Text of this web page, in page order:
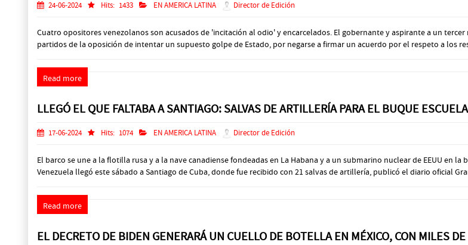
24-06-2024 Hits: 1433 EN AMERICA LATINA Director de Edición
Cuatro opositores venezolanos son acusados de 'incitación al odio' y encarcelados. El gobernante y aspirante a un
partidos de la oposición de intentar un supuesto golpe de Estado, por negarse a firmar un acuerdo por el respeto a los
Read more
LLEGÓ EL QUE FALTABA A SANTIAGO: SALVAS DE ARTILLERÍA PARA EL BUQUE
17-06-2024 Hits: 1074 EN AMERICA LATINA Director de Edición
El barco se une a la flotilla rusa y a la nave canadiense fondeadas en La Habana y a un submarino nuclear de EEUU en
Venezuela llegó este sábado a Santiago de Cuba, donde fue recibido con 21 salvas de artillería, publicó el diario oficial
Read more
EL DECRETO DE BIDEN GENERARÁ UN CUELLO DE BOTELLA EN MÉXICO, CON MILES